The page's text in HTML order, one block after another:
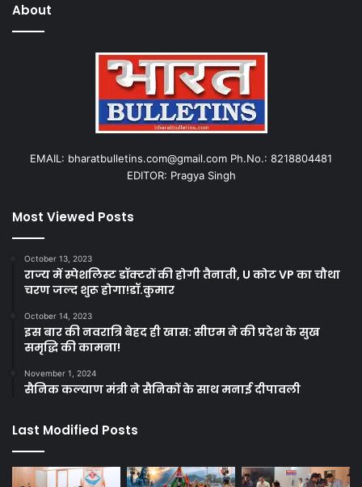
About
EMAIL: bharatbulletins.com@gmail.com Ph.No.: 8218804481
EDITOR: Pragya Singh
Most Viewed Posts
October 13, 2023
राज्य में स्पेशलिस्ट डॉक्टरों की होगी तैनाती, U कोट VP का चौथा
चरण जल्द शुरू होगा!डॉ.कुमार
October 14, 2023
इस बार की नवरात्रि बेहद ही खास: सीएम ने की प्रदेश के सुख
समृद्धि की कामना!
November 1, 2024
सैनिक कल्याण मंत्री ने सैनिकों के साथ मनाई दीपावली
Last Modified Posts